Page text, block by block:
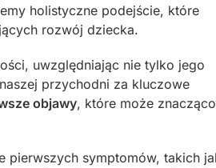
holistyczne podejście, które
rozwój dziecka.
uwzględniając nie tylko jego
przychodni za kluczowe
objawy, które może znacząco
pierwszych symptomów, takich